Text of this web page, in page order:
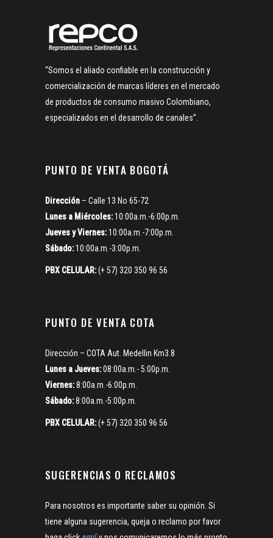
“Somos el aliado confiable en la construcción y
comercialización de marcas líderes en el mercado
de productos de consumo masivo Colombiano,
especializados en el desarrollo de canales”.
PUNTO DE VENTA BOGOTÁ
Dirección – Calle 13 No 65-72
Lunes a Miércoles:10:00a.m.-6:00p.m.
Jueves y Viernes:10:00a.m.-7:00p.m.
Sábado:10:00a.m.-3:00p.m.
PBX CELULAR:(+ 57) 320 350 96 56
PUNTO DE VENTA COTA
Dirección – COTA Aut. Medellin Km3.8
Lunes a Jueves:08:00a.m.- 5:00p.m.
Viernes:8:00a.m.-6:00p.m.
Sábado:8:00a.m.-5:00p.m.
PBX CELULAR:(+ 57) 320 350 96 56
SUGERENCIAS O RECLAMOS
Para nosotros es importante saber su opinión. Si
tiene alguna sugerencia, queja o reclamo por favor